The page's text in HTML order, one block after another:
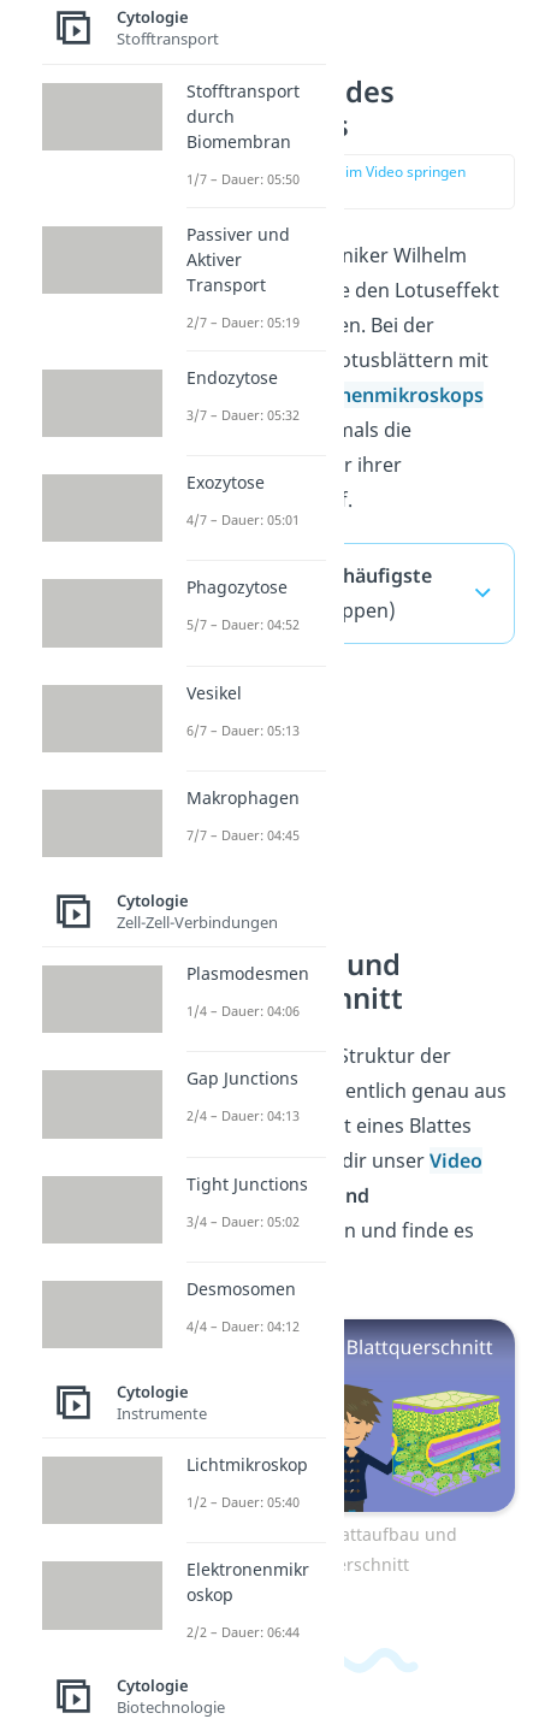
Entdeckung des
Lotuseffekts
zur Stelle im Video springen
(02:44)
Der deutsche Botaniker Wilhelm
Barthlott entdeckte den Lotuseffekt
in den 1970er-Jahren. Bei der
Betrachtung von Lotusblättern mit
Hilfe eines
Elektronenmikroskops
fiel ihm dabei erstmals die
besondere Struktur ihrer
Blattoberfläche auf.
Lotuseffekt — häufigste
(ausklappen)
Blattaufbau und
Blattquerschnitt
Aber wie sieht die Struktur der
Blattoberfläche eigentlich genau aus
und wie ist der Rest eines Blattes
aufgebaut? Schau dir unserVideo
zumBlattaufbau und
Blattquerschnitt
an und finde es
Zum Video: Blattaufbau und
Blattquerschnitt
Cytologie
Stofftransport
Stofftransport
durch
Biomembran
1/7 – Dauer: 05:50
Passiver und
Aktiver
Transport
2/7 – Dauer: 05:19
Endozytose
3/7 – Dauer: 05:32
Exozytose
4/7 – Dauer: 05:01
Phagozytose
5/7 – Dauer: 04:52
Vesikel
6/7 – Dauer: 05:13
Makrophagen
7/7 – Dauer: 04:45
Cytologie
Zell-Zell-Verbindungen
Plasmodesmen
1/4 – Dauer: 04:06
Gap Junctions
2/4 – Dauer: 04:13
Tight Junctions
3/4 – Dauer: 05:02
Desmosomen
4/4 – Dauer: 04:12
Cytologie
Instrumente
Lichtmikroskop
1/2 – Dauer: 05:40
Elektronenmikr
oskop
2/2 – Dauer: 06:44
Cytologie
Biotechnologie